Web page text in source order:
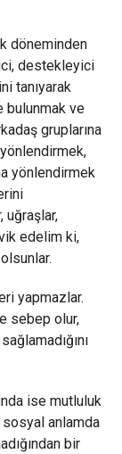
döneminden
destekleyici
tanıyarak
bulunmak ve
gruplarına
yönlendirmek
uğraşlar,
edelim ki,
yapmazlar.
sebep olur,
ise mutluluk
anlamda
bir